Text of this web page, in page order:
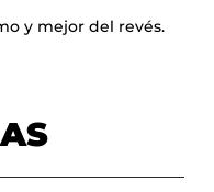
en el carrito.
y mejor del revés.